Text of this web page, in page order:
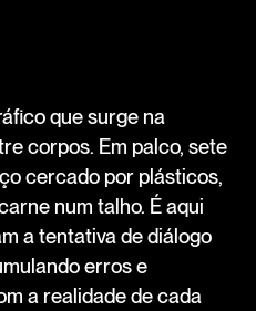
que surge na
corpos. Em palco, sete
cercado por plásticos,
num talho. É aqui
a tentativa de diálogo
erros e
a realidade de cada